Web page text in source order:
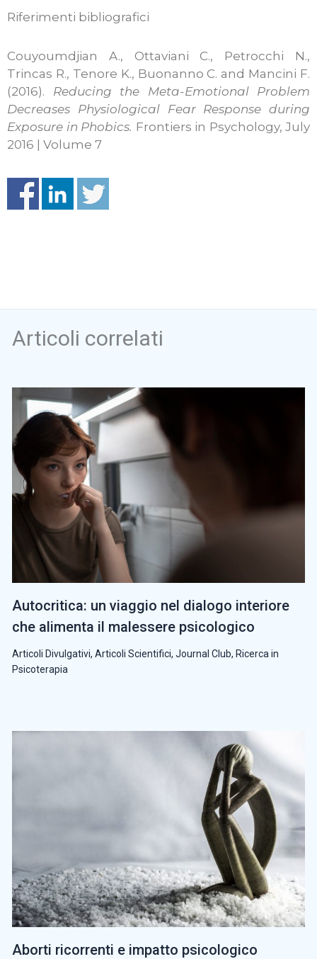
Riferimenti bibliografici
Couyoumdjian A., Ottaviani C., Petrocchi N.,
Trincas R., Tenore K., Buonanno C. and Mancini F.
(2016). Reducing the Meta-Emotional Problem
Decreases Physiological Fear Response during
Exposure in Phobics. Frontiers in Psychology, July
2016 | Volume 7
Articoli correlati
Autocritica: un viaggio nel dialogo interiore
che alimenta il malessere psicologico
Articoli Divulgativi, Articoli Scientifici, Journal Club, Ricerca in
Psicoterapia
Aborti ricorrenti e impatto psicologico